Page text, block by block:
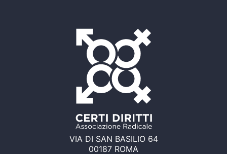
VIA DI SAN BASILIO 64
00187 ROMA